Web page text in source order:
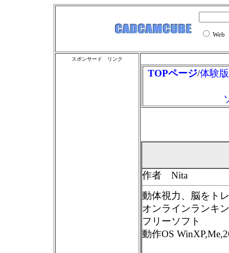
Web
スポンサード リンク
TOPページ/体験
作者 Nita
動体視力、脳をト
オンラインランキ
フリーソフト
動作OS